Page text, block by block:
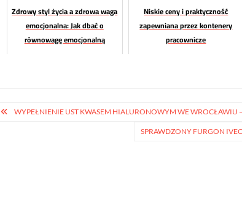
Zdrowy styl życia a zdrowa waga
emocjonalna: Jak dbać o
równowagę emocjonalną
Niskie ceny i praktyczność
zapewniana przez kontenery
pracownicze
Nawigacja
WYPEŁNIENIE UST KWASEM HIALURONOWYM WE WROCŁAWIU
SPRAWDZONY FURGON